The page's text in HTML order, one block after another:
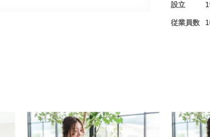
設立
従業員数